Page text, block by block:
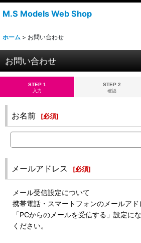
M.S Models Web Shop
ホーム > お問い合わせ
お問い合わせ
STEP 1
入力
STEP 2
確認
お名前 [必須]
メールアドレス [必須]
メール受信設定について
携帯電話・スマートフォンのメールアド
「PCからのメールを受信する」設定に
ください。